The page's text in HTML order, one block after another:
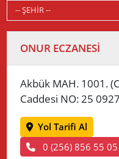
ONUR ECZANESİ
Akbük MAH. 1001.
Caddesi NO: 25
Yol Tarifi Al
0 (256) 856 55 05